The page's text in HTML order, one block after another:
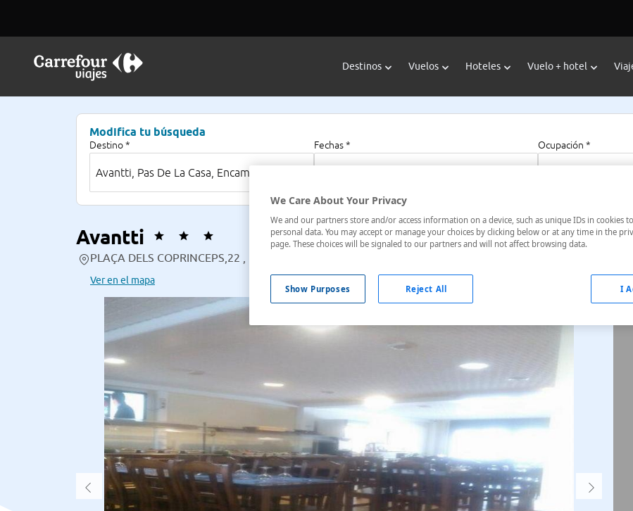
Destinos Vuelos Hoteles Vuelo + hotel
Modifica tu búsqueda
Destino * Fechas * Ocupación *
Avantti
PLAÇA DELS COPRINCEPS,22 , Pas De La Casa, Encamp, Andorra
Ver en el mapa
We Care About Your Privacy
We and our partners store and/or access information on a device, such as unique IDs in cookies
personal data. You may accept or manage your choices by clicking below or at any time in the
page. These choices will be signaled to our partners and will not affect browsing data.
Show Purposes Reject All I